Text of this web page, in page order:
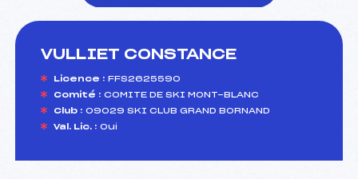
VULLIET CONSTANCE
Licence : FFS2625590
Comité : COMITE DE SKI MONT-BLANC
Club : 09029 SKI CLUB GRAND BORNAND
Val. Lic. : Oui